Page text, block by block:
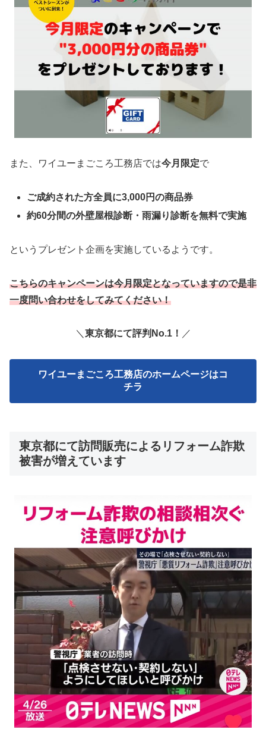
また、ワイユーまごころ工務店では今月限定で
ご成約された方全員に3,000円の商品券
約60分間の外壁屋根診断・雨漏り診断を無料で実施
というプレゼント企画を実施しているようです。
こちらのキャンペーンは今月限定となっていますので是非
一度問い合わせをしてみてください！
＼ 東京都にて評判No.1！ ／
ワイユーまごころ工務店のホームページはコ
チラ
東京都にて訪問販売によるリフォーム詐欺
被害が増えています